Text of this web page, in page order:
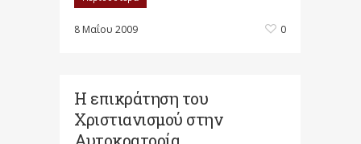
8 Μαΐου 2009 0
Η επικράτηση του
Χριστιανισμού στην